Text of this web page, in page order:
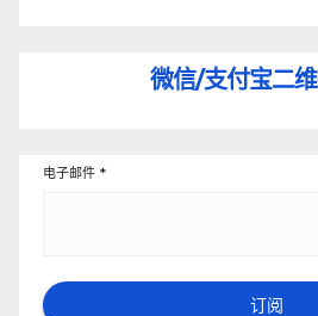
微信/支付宝二
电子邮件 *
订阅